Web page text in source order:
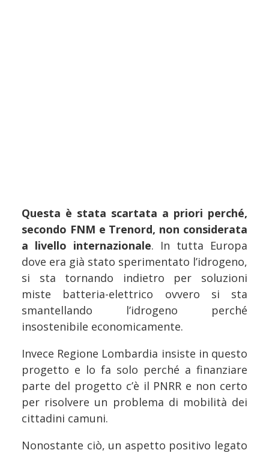
Questa è stata scartata a priori perché,
secondo FNM e Trenord, non considerata
a livello internazionale. In tutta Europa
dove era già stato sperimentato l’idrogeno,
si sta tornando indietro per soluzioni
miste batteria-elettrico ovvero si sta
smantellando l’idrogeno perché
insostenibile economicamente.
Invece Regione Lombardia insiste in questo
progetto e lo fa solo perché a finanziare
parte del progetto c’è il PNRR e non certo
per risolvere un problema di mobilità dei
cittadini camuni.
Nonostante ciò, un aspetto positivo legato